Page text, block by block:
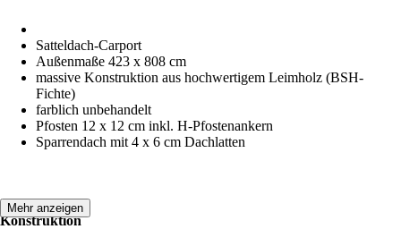
Satteldach-Carport
Außenmaße 423 x 808 cm
massive Konstruktion aus hochwertigem Leimholz (BSH-
Fichte)
farblich unbehandelt
Pfosten 12 x 12 cm inkl. H-Pfostenankern
Sparrendach mit 4 x 6 cm Dachlatten
Konstruktion
Mehr anzeigen